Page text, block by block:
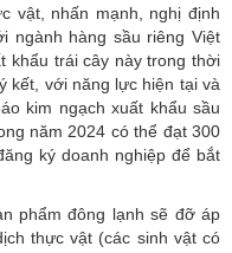
vật, nhấn mạnh, nghị định
ngành hàng sầu riêng Việt
khẩu trái cây này trong thời
kết, với năng lực hiện tại và
kim ngạch xuất khẩu sầu
năm 2024 có thể đạt 300
ký doanh nghiệp để bắt
phẩm đông lạnh sẽ đỡ áp
thực vật (các sinh vật có